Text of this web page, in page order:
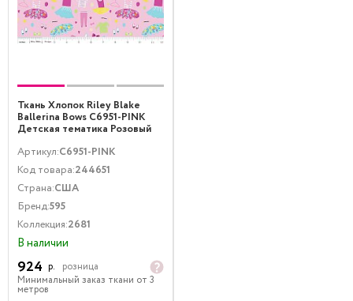
Ткань Хлопок Riley Blake
Ballerina Bows C6951-PINK
Детская тематика Розовый
Артикул:C6951-PINK
Код товара:244651
Страна:США
Бренд:595
Коллекция:2681
В наличии
924 р.
розница
Минимальный заказ ткани от 3
метров